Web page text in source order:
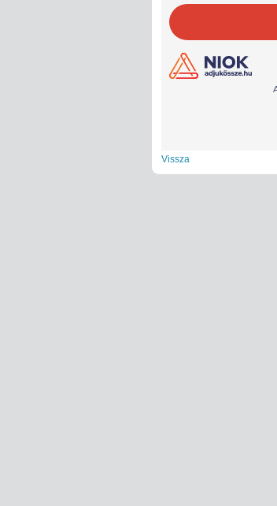
Vissza